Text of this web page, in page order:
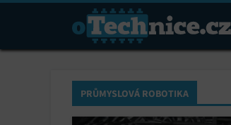
PRŮMYSLOVÁ ROBOTIKA